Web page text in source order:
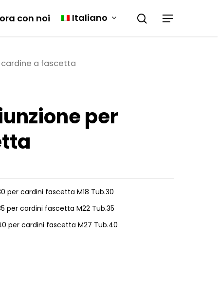
con noi Italiano
a fascetta
per
per cardini fascetta M18 Tub.30
per cardini fascetta M22 Tub.35
per cardini fascetta M27 Tub.40